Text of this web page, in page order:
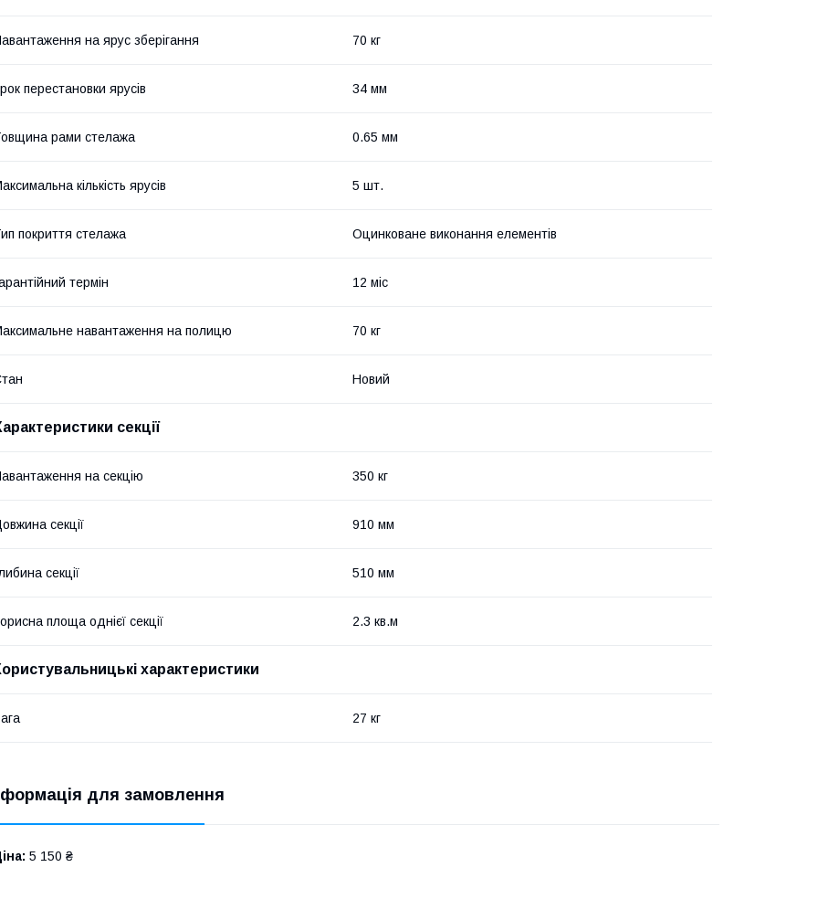
на ярус зберігання 70 кг
перестановки ярусів 34 мм
рами стелажа 0.65 мм
кількість ярусів 5 шт.
покриття стелажа Оцинковане виконання елементів
термін 12 міс
навантаження на полицю 70 кг
Новий
секції
на секцію 350 кг
секції 910 мм
секції 510 мм
площа однієї секції 2.3 кв.м
характеристики
27 кг
для замовлення
5 150 ₴